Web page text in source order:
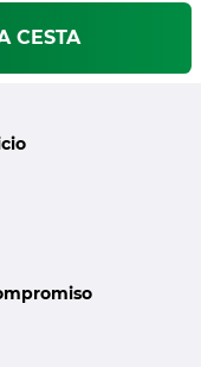
CESTA